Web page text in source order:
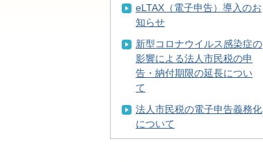
eLTAX（電子申告）導入のお
知らせ
新型コロナウイルス感染症の
影響による法人市民税の申
告・納付期限の延長につい
て
法人市民税の電子申告義務化
について